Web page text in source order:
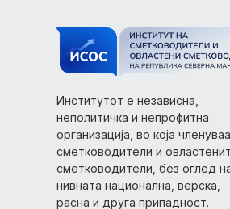
Институтот е независна,
неполитичка и непрофитна
организација, во која
сметководители и
сметководители, без оглед
нивната национална, верска,
расна и друга припадност.